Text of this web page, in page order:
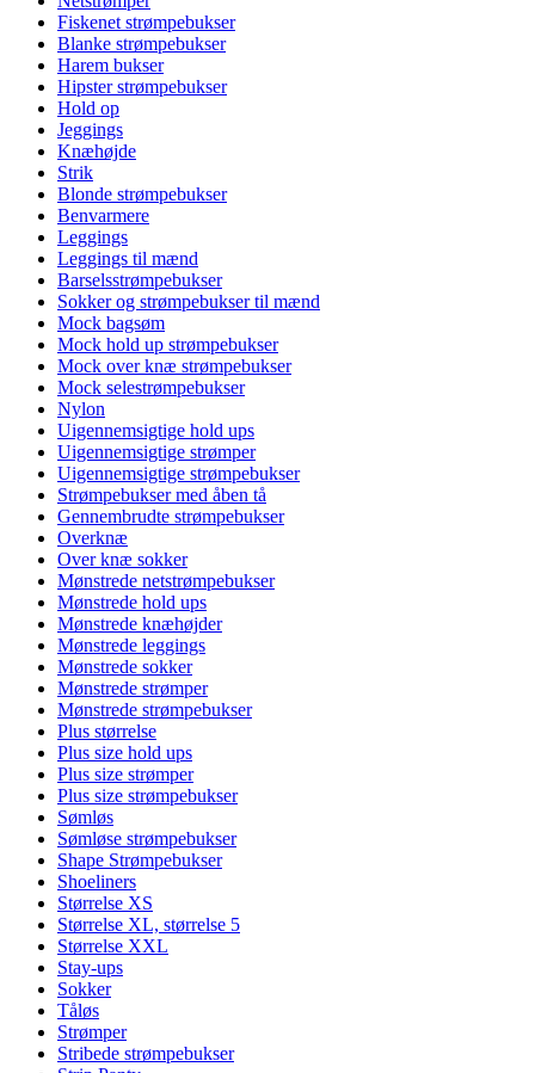
Fiskenet strømpebukser
Blanke strømpebukser
Harem bukser
Hipster strømpebukser
Hold op
Jeggings
Knæhøjde
Strik
Blonde strømpebukser
Benvarmere
Leggings
Leggings til mænd
Barselsstrømpebukser
Sokker og strømpebukser til mænd
Mock bagsøm
Mock hold up strømpebukser
Mock over knæ strømpebukser
Mock selestrømpebukser
Nylon
Uigennemsigtige hold ups
Uigennemsigtige strømper
Uigennemsigtige strømpebukser
Strømpebukser med åben tå
Gennembrudte strømpebukser
Overknæ
Over knæ sokker
Mønstrede netstrømpebukser
Mønstrede hold ups
Mønstrede knæhøjder
Mønstrede leggings
Mønstrede sokker
Mønstrede strømper
Mønstrede strømpebukser
Plus størrelse
Plus size hold ups
Plus size strømper
Plus size strømpebukser
Sømløs
Sømløse strømpebukser
Shape Strømpebukser
Shoeliners
Størrelse XS
Størrelse XL, størrelse 5
Størrelse XXL
Stay-ups
Sokker
Tåløs
Strømper
Stribede strømpebukser